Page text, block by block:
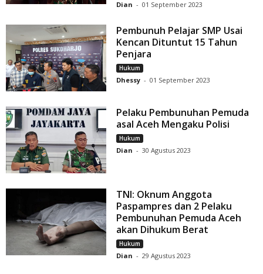
Dian - 01 September 2023
Pembunuh Pelajar SMP Usai
Kencan Dituntut 15 Tahun
Penjara
Hukum
Dhessy - 01 September 2023
Pelaku Pembunuhan Pemuda
asal Aceh Mengaku Polisi
Hukum
Dian - 30 Agustus 2023
TNI: Oknum Anggota
Paspampres dan 2 Pelaku
Pembunuhan Pemuda Aceh
akan Dihukum Berat
Hukum
Dian - 29 Agustus 2023